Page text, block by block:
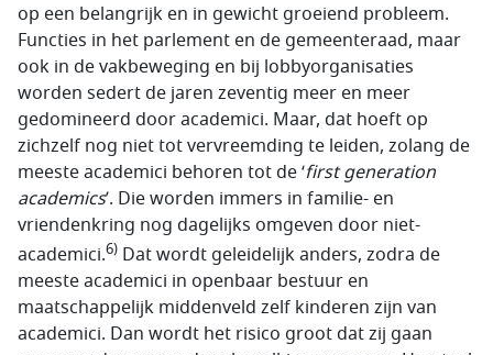
op een belangrijk en in gewicht groeiend probleem.
Functies in het parlement en de gemeenteraad, maar
ook in de vakbeweging en bij lobbyorganisaties
worden sedert de jaren zeventig meer en meer
gedomineerd door academici. Maar, dat hoeft op
zichzelf nog niet tot vervreemding te leiden, zolang de
meeste academici behoren tot de ‘first generation
academics’. Die worden immers in familie- en
vriendenkring nog dagelijks omgeven door niet-
academici.6) Dat wordt geleidelijk anders, zodra de
meeste academici in openbaar bestuur en
maatschappelijk middenveld zelf kinderen zijn van
academici. Dan wordt het risico groot dat zij gaan